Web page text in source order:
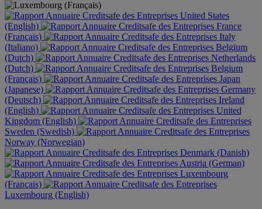
United States
(English)
France
(Français)
Italy
(Italiano)
Belgium
(Dutch)
Netherlands
(Dutch)
Belgium
(Français)
Japan
(Japanese)
Germany
(Deutsch)
Ireland
(English)
United
Kingdom (English)
Sweden (Swedish)
Norway (Norwegian)
Denmark (Danish)
Austria (German)
Luxembourg
(Français)
Luxembourg (English)